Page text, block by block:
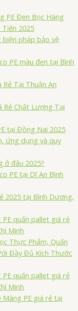
PE Đen Bọc Hàng
Tiến 2025
biện pháp bảo vệ
PE màu đen tại Bình
Rẻ Tại Thuận An
Rẻ Chất Lượng Tại
tại Đồng Nai 2025
ứng dụng và quy
ở đâu 2025?
PE tại Dĩ An Bình
2025 tại Bình Dương,
quấn pallet giá rẻ
Minh
Thực Phẩm, Quấn
Đầy Đủ Kích Thước
quấn pallet giá rẻ
Minh
PE giá rẻ tại